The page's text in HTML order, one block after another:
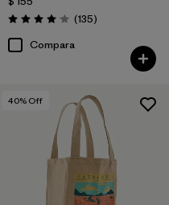
Valoración: 4.1 / 5
(135Comentarios
)
Compara
40% Off